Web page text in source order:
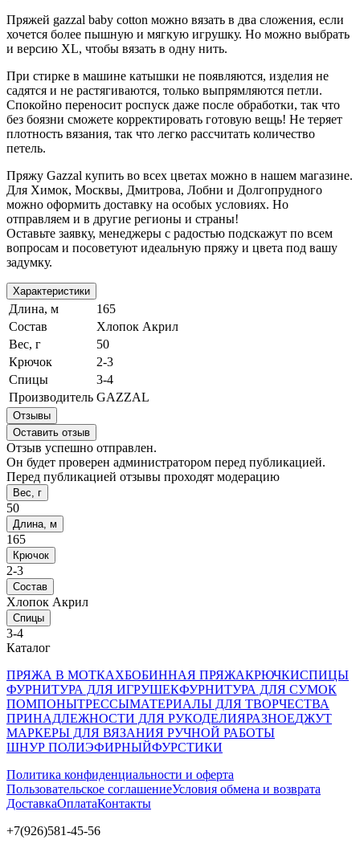
Пряжей gazzal baby cotton можно вязать в два сложения, если
хочется более пышную и мягкую игрушку. Но можно выбрать
и версию XL, чтобы вязать в одну нить.
При стирке в машине катышки не появляются, изделия не
садятся и не растягиваются, только выпрямляются петли.
Спокойно переносит роспуск даже после обработки, так что
без боязни сможете корректировать готовую вещь! Не теряет
плотность вязания, так что легко рассчитать количество
петель.
Пряжу Gazzal купить во всех цветах можно в нашем магазине.
Для Химок, Москвы, Дмитрова, Лобни и Долгопрудного
можно оформить доставку на особых условиях. Но
отправляем и в другие регионы и страны!
Оставьте заявку, менеджеры с радостью подскажут по всем
вопросам и посоветуют идеальную пряжу и цвета под вашу
задумку.
Характеристики
Длина, м
165
Состав
Хлопок Акрил
Вес, г
50
Крючок
2-3
Спицы
3-4
Производитель GAZZAL
Отзывы
Оставить отзыв
Отзыв успешно отправлен.
Он будет проверен администратором перед публикацией.
Перед публикацией отзывы проходят модерацию
Вес, г
50
Длина, м
165
Крючок
2-3
Состав
Хлопок Акрил
Спицы
3-4
Каталог
ПРЯЖА В МОТКАХБОБИННАЯ ПРЯЖАКРЮЧКИСПИЦЫ
ФУРНИТУРА ДЛЯ ИГРУШЕКФУРНИТУРА ДЛЯ СУМОК
ПОМПОНЫТРЕССЫМАТЕРИАЛЫ ДЛЯ ТВОРЧЕСТВА
ПРИНАДЛЕЖНОСТИ ДЛЯ РУКОДЕЛИЯРАЗНОЕДЖУТ
МАРКЕРЫ ДЛЯ ВЯЗАНИЯ РУЧНОЙ РАБОТЫ
ШНУР ПОЛИЭФИРНЫЙФУРСТИКИ
Политика конфиденциальности и оферта
Пользовательское соглашениеУсловия обмена и возврата
ДоставкаОплатаКонтакты
+7(926)581-45-56